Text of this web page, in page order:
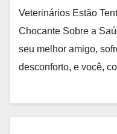
Veterinários Estão
Chocante Sobre a
seu melhor amigo,
desconforto, e você,